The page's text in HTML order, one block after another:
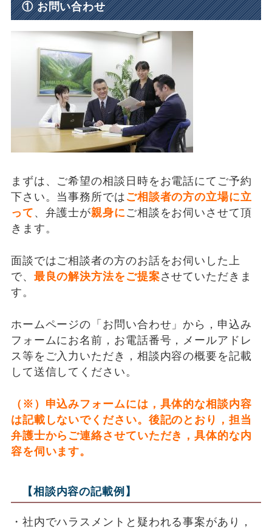
① お問い合わせ
まずは、ご希望の相談日時をお電話にてご予約
下さい。当事務所では ご相談者の方の立場に立
って 、弁護士が親身に ご相談をお伺いさせて頂
きます。
面談ではご相談者の方のお話をお伺いした上
で、 最良の解決方法をご提案させていただきま
す。
ホームページの「お問い合わせ」から，申込み
フォームにお名前，お電話番号，メールアドレ
ス等をご入力いただき，相談内容の概要を記載
して送信してください。
（※）申込みフォームには，具体的な相談内容
は記載しないでください。後記のとおり，担当
弁護士からご連絡させていただき，具体的な内
容を伺います。
【相談内容の記載例】
・社内でハラスメントと疑われる事案があり，